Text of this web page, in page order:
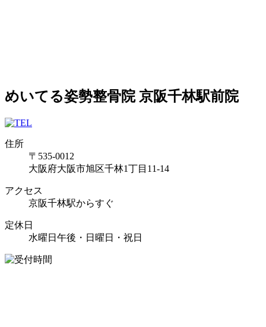
めいてる姿勢整骨院 京阪千林駅前院
住所
〒535-0012
大阪府大阪市旭区千林1丁目11-14
アクセス
京阪千林駅からすぐ
定休日
水曜日午後・日曜日・祝日